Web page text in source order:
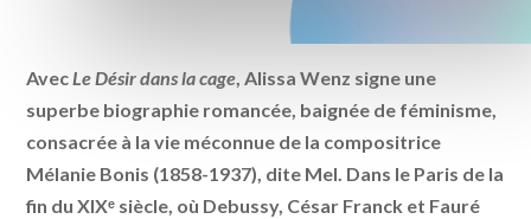
AvecLe Désir dans la cage, Alissa Wenz signe une
superbe biographie romancée, baignée de féminisme,
consacrée à la vie méconnue de la compositrice
Mélanie Bonis (1858-1937), dite Mel. Dans le Paris de la
fin du XIXᵉ siècle, où Debussy, César Franck et Fauré